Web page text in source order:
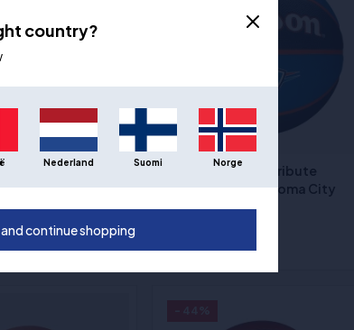
Team Alliance
Charlotte Hornets
Wilson NBA Team Tribute
Basketball - Oklahoma City
Thunder - Größe 7
country?
Nederland Suomi Norge
continue shopping